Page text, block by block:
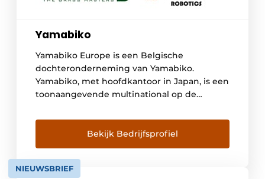
Yamabiko
Yamabiko Europe is een Belgische
dochteronderneming van Yamabiko.
Yamabiko, met hoofdkantoor in Japan, is een
toonaangevende multinational op de
groeiende aanwezigheid in Europa, Azië en
andere landen. Yamabiko produceert en
verkoopt hand-gedragen buitenmachines,
landbouwmachines, industriële machines en
Robots. www.yamabiko.eu/nl
Bekijk Bedrijfsprofiel
NIEUWSBRIEF